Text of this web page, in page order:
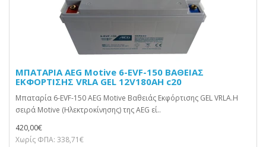
ΜΠΑΤΑΡΙΑ AEG Motive 6-EVF-150 ΒΑΘΕΙΑΣ
ΕΚΦΟΡΤΙΣΗΣ VRLA GEL 12V180AH c20
Μπαταρία 6-EVF-150 AEG Motive Βαθειάς Εκφόρτισης GEL VRLA.Η
σειρά Motive (Ηλεκτροκίνησης) της AEG εί..
420,00€
Χωρίς ΦΠΑ: 338,71€